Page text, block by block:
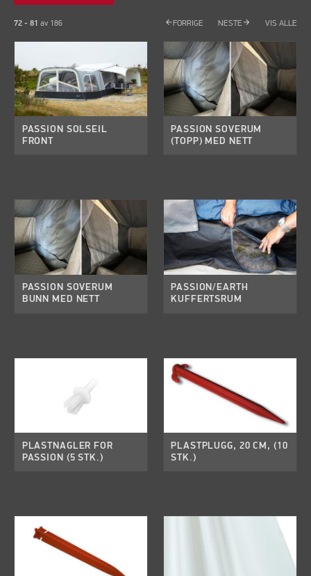
72 - 81 av 186 arrow_back FORRIGE NESTE arrow_forward VIS ALLE
PASSION SOLSEIL
FRONT
PASSION SOVERUM
(TOPP) MED NETT
PASSION SOVERUM
BUNN MED NETT
PASSION/EARTH
KUFFERTSRUM
PLASTNAGLER FOR
PASSION (5 STK.)
PLASTPLUGG, 20 CM, (10
STK.)